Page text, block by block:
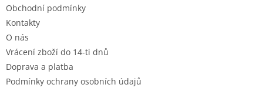
Obchodní podmínky
Kontakty
O nás
Vrácení zboží do 14-ti dnů
Doprava a platba
Podmínky ochrany osobních údajů